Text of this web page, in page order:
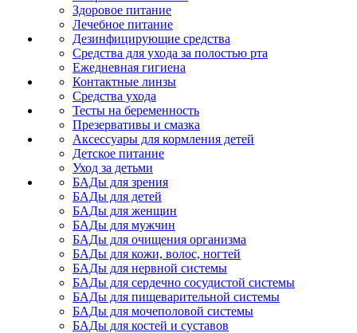
Здоровое питание
Лечебное питание
Дезинфицирующие средства
Средства для ухода за полостью рта
Ежедневная гигиена
Контактные линзы
Средства ухода
Тесты на беременность
Презервативы и смазка
Аксессуары для кормления детей
Детское питание
Уход за детьми
БАДы для зрения
БАДы для детей
БАДы для женщин
БАДы для мужчин
БАДы для очищения организма
БАДы для кожи, волос, ногтей
БАДы для нервной системы
БАДы для сердечно сосудистой системы
БАДы для пищеварительной системы
БАДы для мочеполовой системы
БАДы для костей и суставов